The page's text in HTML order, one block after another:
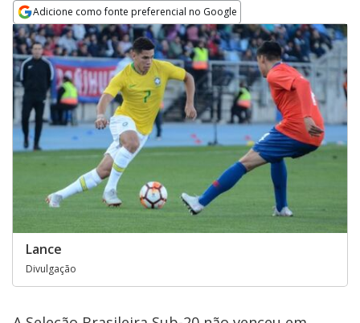
Adicione como fonte preferencial no Google
Opens in new window
Lance
Divulgação